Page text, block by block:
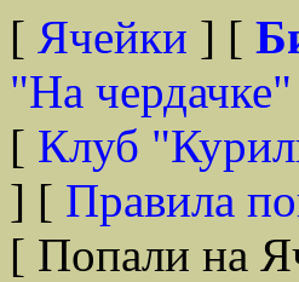
[ Ячейки ] [
"На
[ Клуб
] [ Правила
[ Попали на